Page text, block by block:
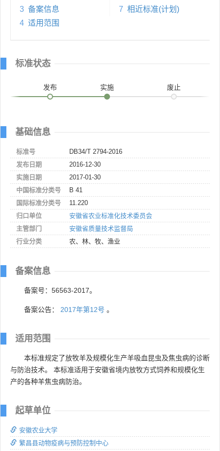
3 备案信息
4 适用范围
7 相近标准(计划)
标准状态
发布 实施 废止
基础信息
标准号
DB34/T 2794-2016
发布日期
2016-12-30
实施日期
2017-01-30
中国标准分类号
B 41
国际标准分类号
11.220
归口单位
安徽省农业标准化技术委员会
主管部门
安徽省质量技术监督局
行业分类
农、林、牧、渔业
备案信息
备案号：56563-2017。
备案公告： 2017年第12号 。
适用范围
本标准规定了放牧羊及规模化生产羊吸血昆虫及焦虫病的诊断
与防治技术。 本标准适用于安徽省境内放牧方式饲养和规模化生
产的各种羊焦虫病防治。
起草单位
安徽农业大学
繁昌县动物疫病与预防控制中心